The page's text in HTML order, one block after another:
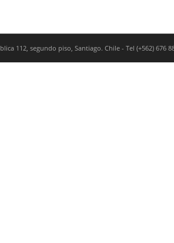
112, segundo piso, Santiago. Chile - Tel (+562) 676